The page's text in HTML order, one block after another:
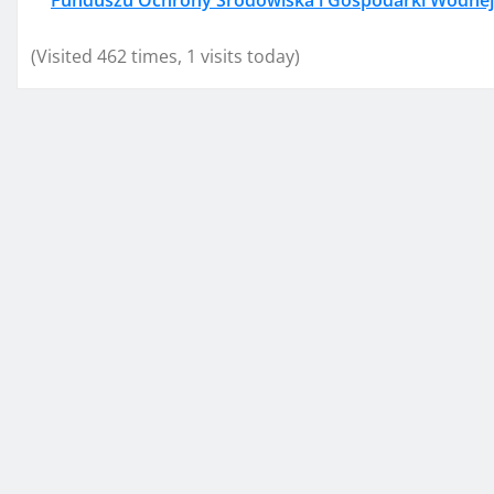
(Visited 462 times, 1 visits today)